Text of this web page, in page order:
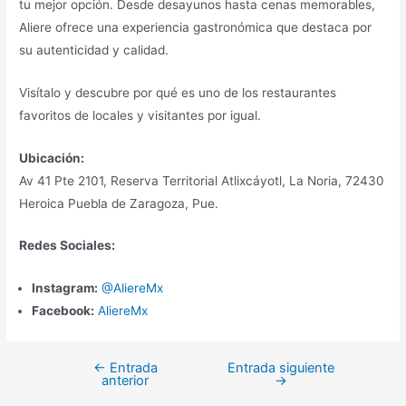
tu mejor opción. Desde desayunos hasta cenas memorables,
Aliere ofrece una experiencia gastronómica que destaca por
su autenticidad y calidad.
Visítalo y descubre por qué es uno de los restaurantes
favoritos de locales y visitantes por igual.
Ubicación:
Av 41 Pte 2101, Reserva Territorial Atlixcáyotl, La Noria, 72430
Heroica Puebla de Zaragoza, Pue.
Redes Sociales:
Instagram: @AliereMx
Facebook: AliereMx
Navegación
← Entrada
anterior
Entrada siguiente
→